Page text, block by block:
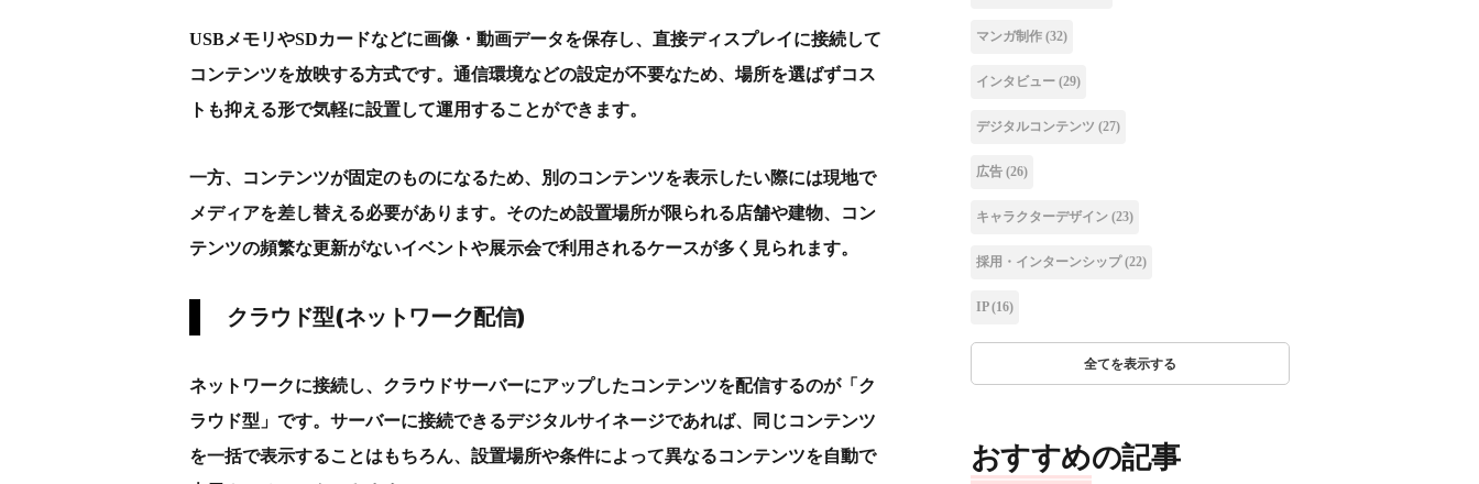
USBメモリやSDカードなどに画像・動画データを保存し、直接ディスプレイに接続して
コンテンツを放映する方式です。通信環境などの設定が不要なため、場所を選ばずコス
トも抑える形で気軽に設置して運用することができます。
一方、コンテンツが固定のものになるため、別のコンテンツを表示したい際には現地で
メディアを差し替える必要があります。そのため設置場所が限られる店舗や建物、コン
テンツの頻繁な更新がないイベントや展示会で利用されるケースが多く見られます。
クラウド型(ネットワーク配信)
ネットワークに接続し、 クラウドサーバーにアップしたコンテンツを配信するのが「ク
ラウド型」です。サーバーに接続できるデジタルサイネージであれば、
同じコンテンツ
を一括で表示することはもちろん、設置場所や条件によって異なるコンテンツを自動で
マンガ制作 (32)
インタビュー (29)
デジタルコンテンツ (27)
広告 (26)
キャラクターデザイン (23)
採用・インターンシップ(22)
IP(16)
全てを表示する
おすすめの記事